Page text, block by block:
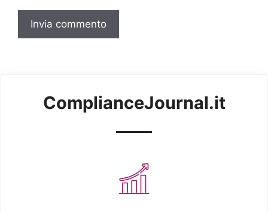
ComplianceJournal.it